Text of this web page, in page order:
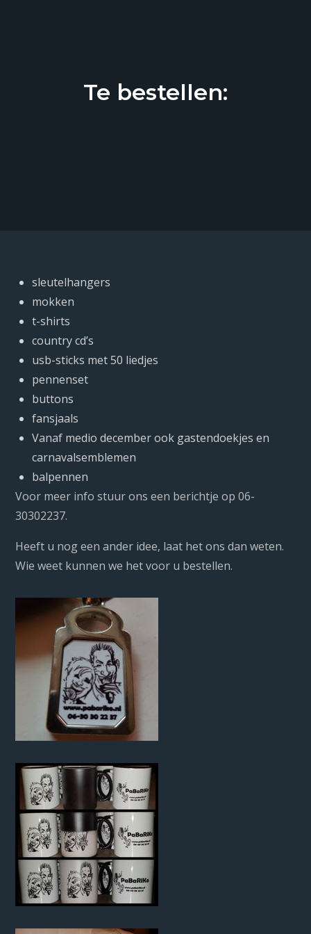
Te bestellen:
sleutelhangers
mokken
t-shirts
country cd’s
usb-sticks met 50 liedjes
pennenset
buttons
fansjaals
Vanaf medio december ook gastendoekjes en
carnavalsemblemen
balpennen
Voor meer info stuur ons een berichtje op 06-
30302237.
Heeft u nog een ander idee, laat het ons dan weten.
Wie weet kunnen we het voor u bestellen.